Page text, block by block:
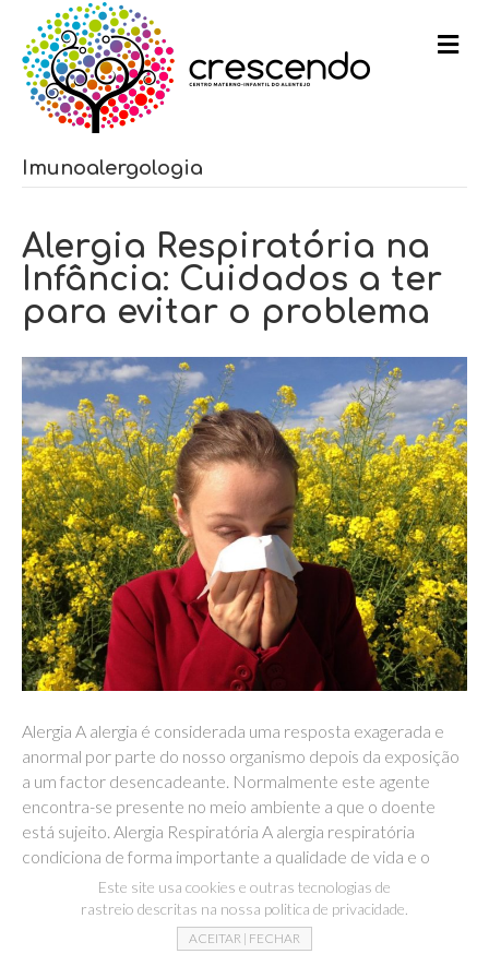
m
e
Imunoalergologia
Alergia Respiratória na
Infância: Cuidados a ter
para evitar o problema
Alergia A alergia é considerada uma resposta exagerada e
anormal por parte do nosso organismo depois da exposição
a um factor desencadeante. Normalmente este agente
encontra-se presente no meio ambiente a que o doente
está sujeito. Alergia Respiratória A alergia respiratória
condiciona de forma importante a qualidade de vida e o
rendimento laboral do adulto.…
Ler mais
Este site usa cookies e outras tecnologias de
rastreio descritas na nossa politica de privacidade.
ACEITAR | FECHAR